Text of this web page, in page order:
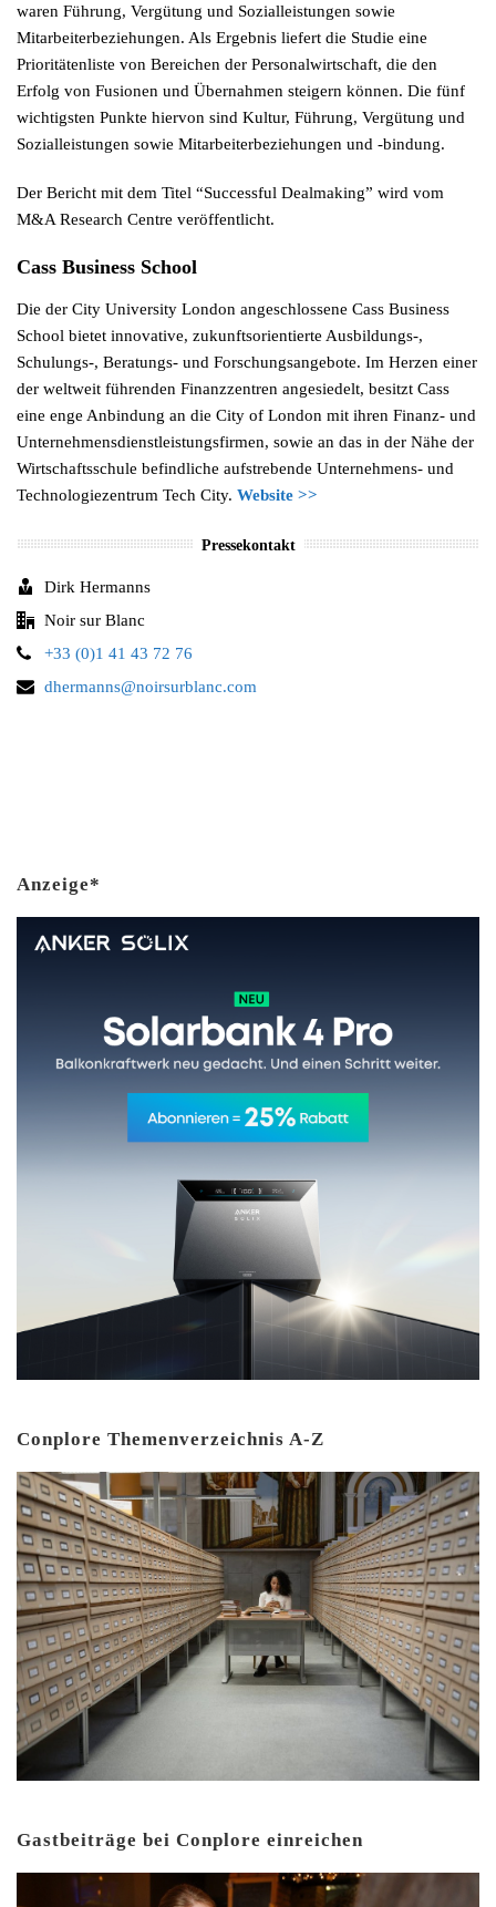
waren Führung, Vergütung und Sozialleistungen sowie
Mitarbeiterbeziehungen. Als Ergebnis liefert die Studie eine
Prioritätenliste von Bereichen der Personalwirtschaft, die den
Erfolg von Fusionen und Übernahmen steigern können. Die fünf
wichtigsten Punkte hiervon sind Kultur, Führung, Vergütung und
Sozialleistungen sowie Mitarbeiterbeziehungen und -bindung.
Der Bericht mit dem Titel “Successful Dealmaking” wird vom
M&A Research Centre veröffentlicht.
Cass Business School
Die der City University London angeschlossene Cass Business
School bietet innovative, zukunftsorientierte Ausbildungs-,
Schulungs-, Beratungs- und Forschungsangebote. Im Herzen einer
der weltweit führenden Finanzzentren angesiedelt, besitzt Cass
eine enge Anbindung an die City of London mit ihren Finanz- und
Unternehmensdienstleistungsfirmen, sowie an das in der Nähe der
Wirtschaftsschule befindliche aufstrebende Unternehmens- und
Technologiezentrum Tech City. Website >>
Pressekontakt
Dirk Hermanns
Noir sur Blanc
+33 (0)1 41 43 72 76
dhermanns@noirsurblanc.com
Anzeige*
Conplore Themenverzeichnis A-Z
Gastbeiträge bei Conplore einreichen